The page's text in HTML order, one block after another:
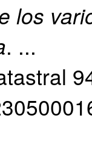
los
. ...